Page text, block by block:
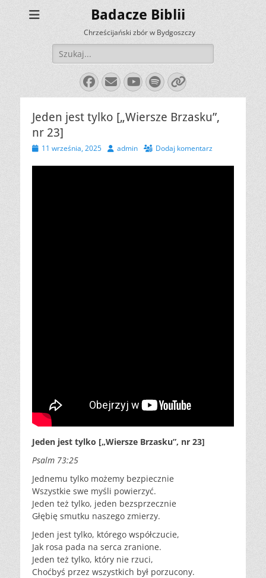
Badacze Biblii
Chrześcijański zbór w Bydgoszczy
Szukaj:
Facebook
E-
mail
YouTube
Spotify
Link
Jeden jest tylko [„Wiersze Brzasku”,
nr 23]
Opublikowano
11 września, 2025 Autoradmin Dodaj komentarz
Jeden jest tylko [„Wiersze Brzasku”, nr 23]
Psalm 73:25
Jednemu tylko możemy bezpiecznie
Wszystkie swe myśli powierzyć.
Jeden też tylko, jeden bezsprzecznie
Głębię smutku naszego zmierzy.
Jeden jest tylko, którego współczucie,
Jak rosa pada na serca zranione.
Jeden też tylko, który nie rzuci,
Choćbyś przez wszystkich był porzucony.